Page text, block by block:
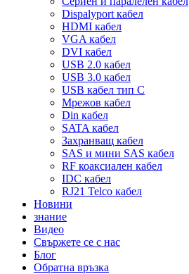
Dispalyport кабел
HDMI кабел
VGA кабел
DVI кабел
USB 2.0 кабел
USB 3.0 кабел
USB кабел тип C
Мрежов кабел
Din кабел
SATA кабел
Захранващ кабел
SAS и мини SAS кабел
RF коаксиален кабел
IDC кабел
RJ21 Telco кабел
Новини
знание
Видео
Свържете се с нас
Блог
Обратна връзка